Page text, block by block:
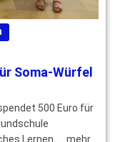
Soma-Würfel
500 Euro für
Lernen. … mehr